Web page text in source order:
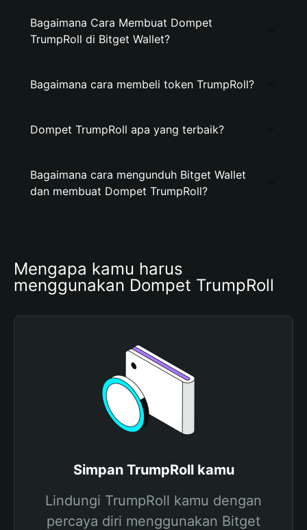
Bagaimana Cara Membuat Dompet
TrumpRoll di Bitget Wallet?
Bagaimana cara membeli token TrumpRoll?
Dompet TrumpRoll apa yang terbaik?
Bagaimana cara mengunduh Bitget Wallet
dan membuat Dompet TrumpRoll?
Mengapa kamu harus
menggunakan Dompet TrumpRoll
Simpan TrumpRoll kamu
Lindungi TrumpRoll kamu dengan
percaya diri menggunakan Bitget